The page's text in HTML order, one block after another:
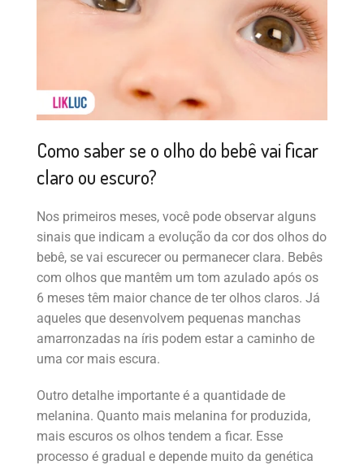
Como saber se o olho do bebê vai ficar
claro ou escuro?
Nos primeiros meses, você pode observar alguns
sinais que indicam a evolução da cor dos olhos do
bebê, se vai escurecer ou permanecer clara. Bebês
com olhos que mantêm um tom azulado após os
6 meses têm maior chance de ter olhos claros. Já
aqueles que desenvolvem pequenas manchas
amarronzadas na íris podem estar a caminho de
uma cor mais escura.
Outro detalhe importante é a quantidade de
melanina. Quanto mais melanina for produzida,
mais escuros os olhos tendem a ficar. Esse
processo é gradual e depende muito da genética